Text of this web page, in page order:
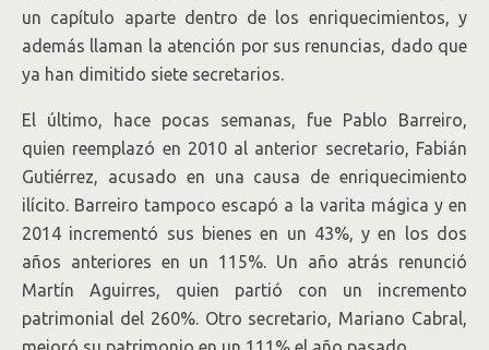
un capítulo aparte dentro de los enriquecimientos, y
además llaman la atención por sus renuncias, dado que
ya han dimitido siete secretarios.
El último, hace pocas semanas, fue Pablo Barreiro,
quien reemplazó en 2010 al anterior secretario, Fabián
Gutiérrez, acusado en una causa de enriquecimiento
ilícito. Barreiro tampoco escapó a la varita mágica y en
2014 incrementó sus bienes en un 43%, y en los dos
años anteriores en un 115%. Un año atrás renunció
Martín Aguirres, quien partió con un incremento
patrimonial del 260%. Otro secretario, Mariano Cabral,